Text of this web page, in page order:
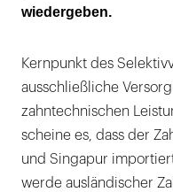
wiedergeben.
Kernpunkt des
ausschließliche
zahntechnischen
scheine es, dass der
und Singapur
werde ausländischer